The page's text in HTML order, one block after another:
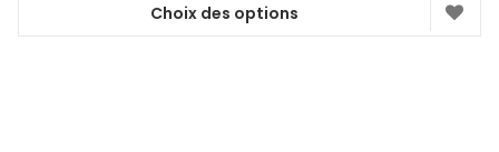
Choix des options
Ce